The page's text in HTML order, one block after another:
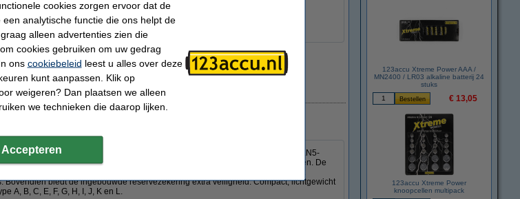
- 01YN131
- 01YN154
- 01YN156
- 01YN157
- Klik hier voor meer productcodes
35W beschikt u over een krachtige en veelzijdige oplader. De geavanceerde GaN5-
efficiënt en snel opladen van o.a. smartphones, tablets en andere USB-apparaten. De
Bovendien biedt de ingebouwde reservezekering extra veiligheid. Compact, lichtgewicht
A, B, C, E, F, G, H, I, J, K en L.
123accu Xtreme Power AAA /
MN2400 / LR03 alkaline batterij 24
stuks
€ 13,05
123accu Xtreme Power
knoopcellen multipack
cookies zorgen ervoor dat de
analytische functie die ons helpt de
alleen advertenties zien die
cookies gebruiken om uw gedrag
ons cookiebeleid leest u alles over deze
kunt aanpassen. Klik op
weigeren? Dan plaatsen we alleen
we technieken die daarop lijken.
Accepteren